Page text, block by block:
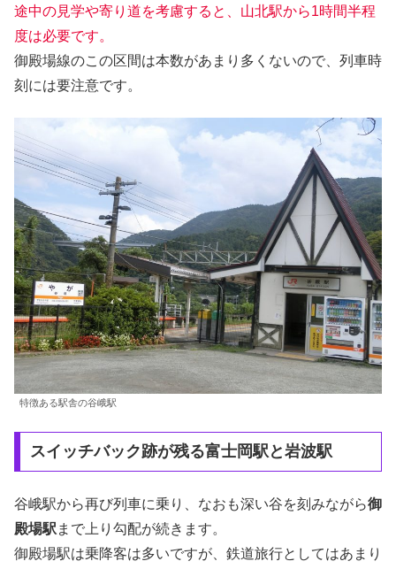
途中の見学や寄り道を考慮すると、山北駅から1時間半程
度は必要です。
御殿場線のこの区間は本数があまり多くないので、列車時
刻には要注意です。
特徴ある駅舎の谷峨駅
スイッチバック跡が残る富士岡駅と岩波駅
谷峨駅から再び列車に乗り、なおも深い谷を刻みながら御
殿場駅 まで上り勾配が続きます。
御殿場駅は乗降客は多いですが、鉄道旅行としてはあまり